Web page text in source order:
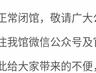
常闭馆，敬请广大
我馆微信公众号
给大家带来的不